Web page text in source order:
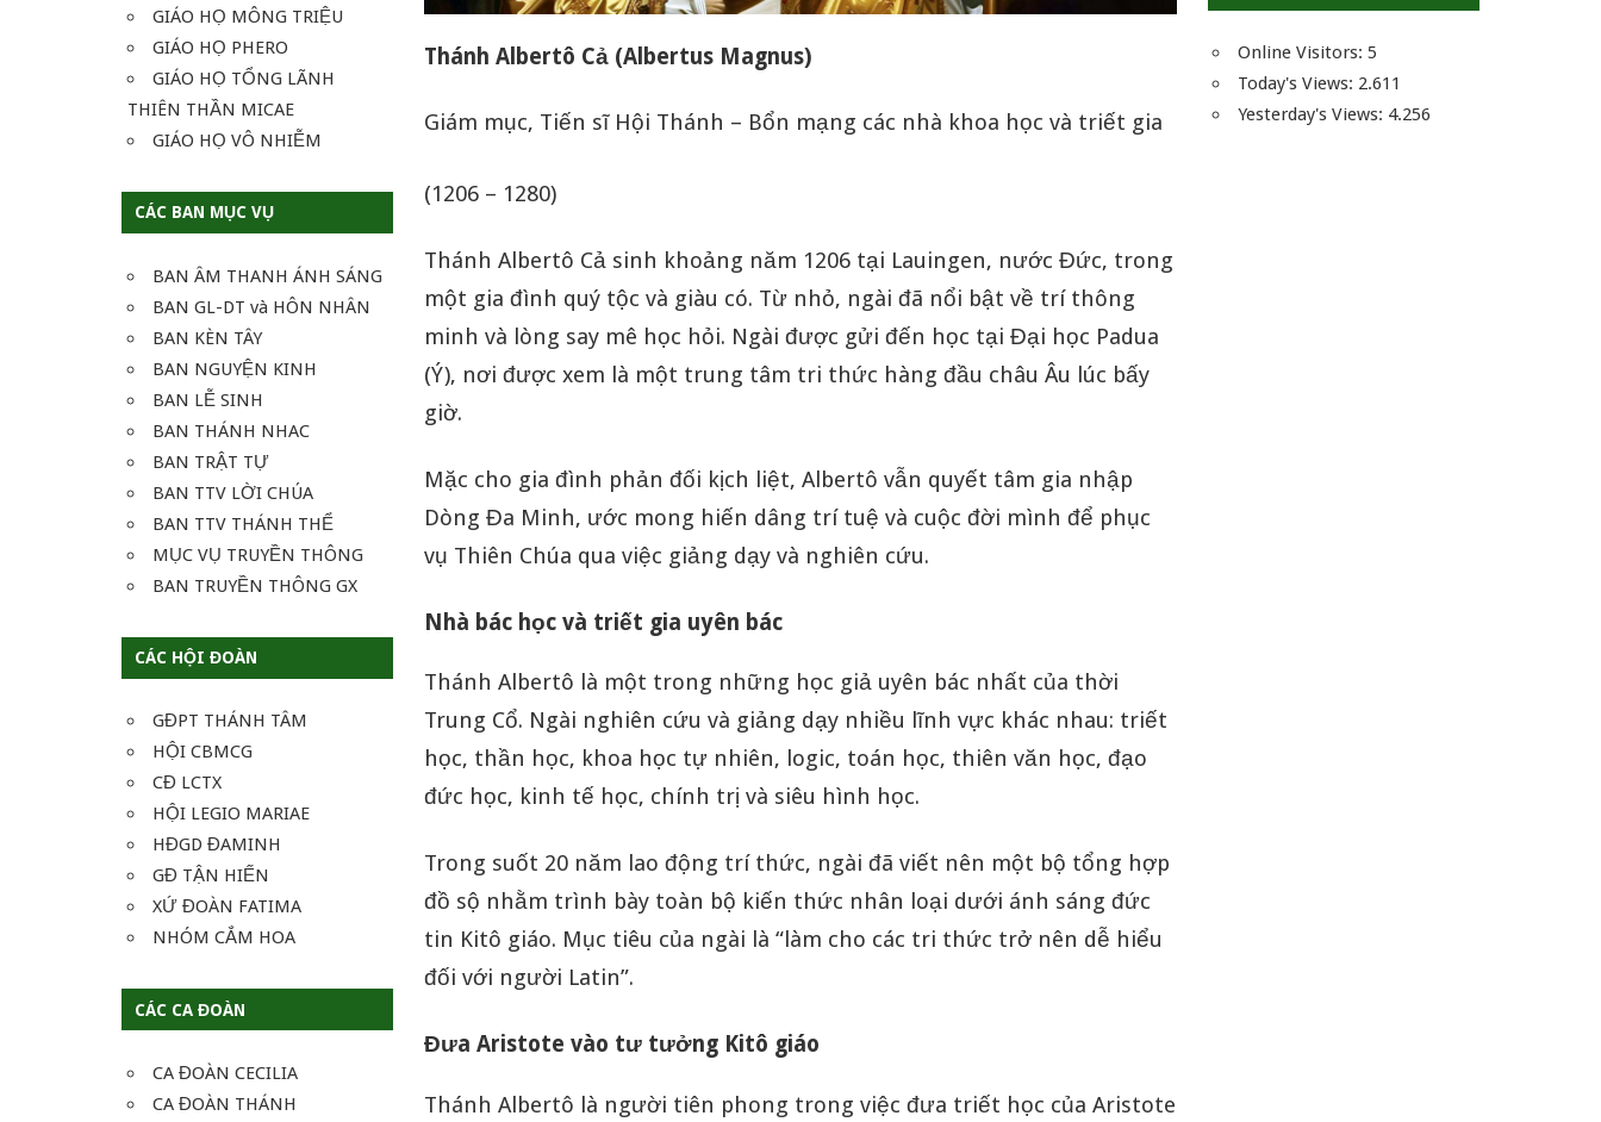
GIÁO HỌ MÔNG TRIỆU
GIÁO HỌ PHERO
GIÁO HỌ TỔNG LÃNH
THIÊN THẦN MICAE
GIÁO HỌ VÔ NHIỄM
CÁC BAN MỤC VỤ
BAN ÂM THANH ÁNH SÁNG
BAN GL-DT và HÔN NHÂN
BAN KÈN TÂY
BAN NGUYỆN KINH
BAN LỄ SINH
BAN THÁNH NHAC
BAN TRẬT TỰ
BAN TTV LỜI CHÚA
BAN TTV THÁNH THỂ
MỤC VỤ TRUYỀN THÔNG
BAN TRUYỀN THÔNG GX
CÁC HỘI ĐOÀN
GĐPT THÁNH TÂM
HỘI CBMCG
CĐ LCTX
HỘI LEGIO MARIAE
HĐGD ĐAMINH
GĐ TẬN HIẾN
XỨ ĐOÀN FATIMA
NHÓM CẮM HOA
CÁC CA ĐOÀN
CA ĐOÀN CECILIA
CA ĐOÀN THÁNH
Thánh Albertô Cả (Albertus Magnus)
Giám mục, Tiến sĩ Hội Thánh – Bổn mạng các nhà khoa học và triết gia
(1206 – 1280)
Thánh Albertô Cả sinh khoảng năm 1206 tại Lauingen, nước Đức, trong
một gia đình quý tộc và giàu có. Từ nhỏ, ngài đã nổi bật về trí thông
minh và lòng say mê học hỏi. Ngài được gửi đến học tại Đại học Padua
(Ý), nơi được xem là một trung tâm tri thức hàng đầu châu Âu lúc bấy
giờ.
Mặc cho gia đình phản đối kịch liệt, Albertô vẫn quyết tâm gia nhập
Dòng Đa Minh, ước mong hiến dâng trí tuệ và cuộc đời mình để phục
vụ Thiên Chúa qua việc giảng dạy và nghiên cứu.
Nhà bác học và triết gia uyên bác
Thánh Albertô là một trong những học giả uyên bác nhất của thời
Trung Cổ. Ngài nghiên cứu và giảng dạy nhiều lĩnh vực khác nhau: triết
học, thần học, khoa học tự nhiên, logic, toán học, thiên văn học, đạo
đức học, kinh tế học, chính trị và siêu hình học.
Trong suốt 20 năm lao động trí thức, ngài đã viết nên một bộ tổng hợp
đồ sộ nhằm trình bày toàn bộ kiến thức nhân loại dưới ánh sáng đức
tin Kitô giáo. Mục tiêu của ngài là “làm cho các tri thức trở nên dễ hiểu
đối với người Latin”.
Đưa Aristote vào tư tưởng Kitô giáo
Thánh Albertô là người tiên phong trong việc đưa triết học của Aristote
Online Visitors:5
Today's Views: 2.611
Yesterday's Views: 4.256